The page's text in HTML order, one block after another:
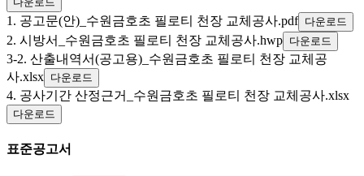
1. 공고문(안)_수원금호초 필로티 천장 교체공사.pdf 다운로드
2. 시방서_수원금호초 필로티 천장 교체공사.hwp 다운로드
3-2. 산출내역서(공고용)_수원금호초 필로티 천장 교체공
사.xlsx 다운로드
4. 공사기간 산정근거_수원금호초 필로티 천장 교체공사.xlsx
다운로드
표준공고서